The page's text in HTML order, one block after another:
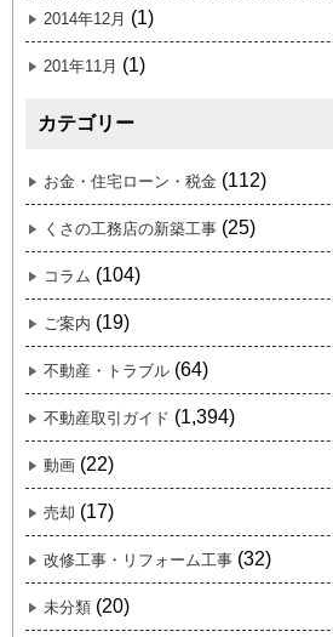
2014年12月 (1)
201年11月 (1)
カテゴリー
お金・住宅ローン・税金 (112)
くさの工務店の新築工事 (25)
コラム (104)
ご案内 (19)
不動産・トラブル (64)
不動産取引ガイド (1,394)
動画 (22)
売却 (17)
改修工事・リフォーム工事 (32)
未分類 (20)